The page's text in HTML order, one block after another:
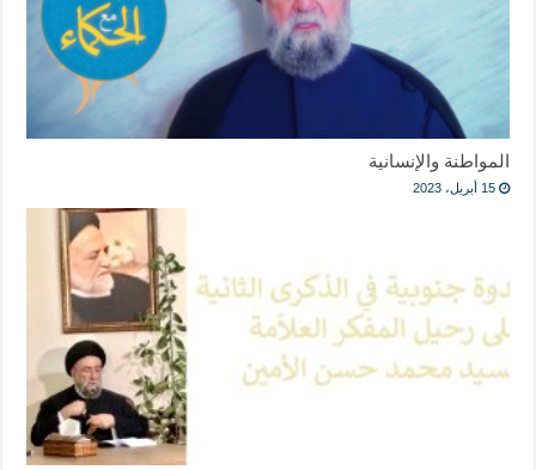
المواطنة والإنسانية
15 أبريل، 2023